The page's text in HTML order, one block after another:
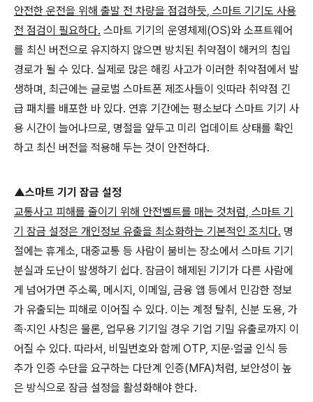
안전한 운전을 위해 출발 전 차량을 점검하듯, 스마트 기기도 사용
전 점검이 필요하다. 스마트 기기의 운영체제 (OS)와 소프트웨어
를 최신 버전으로 유지하지 않으면 방치된 취약점이 해커의 침입
경로가 될 수 있다. 실제로 많은 해킹 사고가 이러한 취약점에서 발
생하며 , 최근에는 글로벌 스마트폰 제조사들이 잇따라 취약점 긴
급 패치를 배포한 바 있다. 연휴 기간에는 평소보다 스마트 기기 사
용 시간이 늘어나므로, 명절을 앞두고 미리 업데이트 상태를 확인
하고 최신 버전을 적용해 두는 것이 안전하다.
▲스마트 기기 잠금 설정
교통사고 피해를 줄이기 위해 안전벨트를 매는 것처럼, 스마트 기
기 잠금 설정은 개인정보 유출을 최소화하는 기본적인 조치다. 명
절에는 휴게소, 대중교통 등 사람이 붐비는 장소에서 스마트 기기
분실과 도난이 발생하기 쉽다. 잠금이 해제된 기기가 다른 사람에
게 넘어가면 주소록, 메시지 , 이메일, 금융 앱 등에서 민감한 정보
가 유출되는 피해로 이어질 수 있다. 이는 계정 탈취 , 신분 도용, 가
족·지인 사칭은 물론, 업무용 기기일 경우 기업 기밀 유출로까지 이
어질 수 있다. 따라서 , 비밀번호와 함께 OTP, 지문·얼굴 인식 등
추가 인증 수단을 요구하는 다단계 인증(MFA)처럼, 보안성이 높
은 방식으로 잠금 설정을 활성화해야 한다.